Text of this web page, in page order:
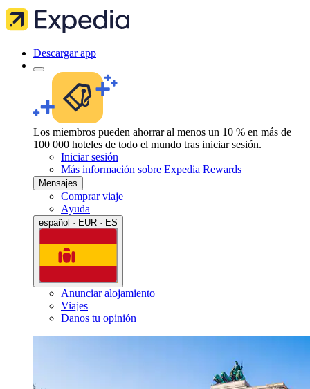
Descargar app
Los miembros pueden ahorrar al menos un 10 % en más de
100 000 hoteles de todo el mundo tras iniciar sesión.
Iniciar sesión
Más información sobre Expedia Rewards
Mensajes
Comprar viaje
Ayuda
español · EUR · ES
Anunciar alojamiento
Viajes
Danos tu opinión